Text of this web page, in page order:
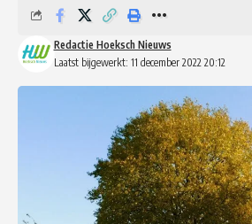
Laatst bijgewerkt: 11 december 2022 20:12
Redactie Hoeksch Nieuws